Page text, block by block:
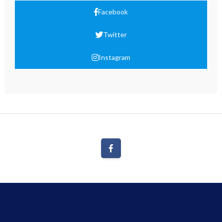
Facebook
Twitter
Instagram